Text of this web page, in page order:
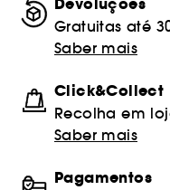
Gratuitas até
Saber mais
Click&Collect
Recolha em
Saber mais
Pagamentos